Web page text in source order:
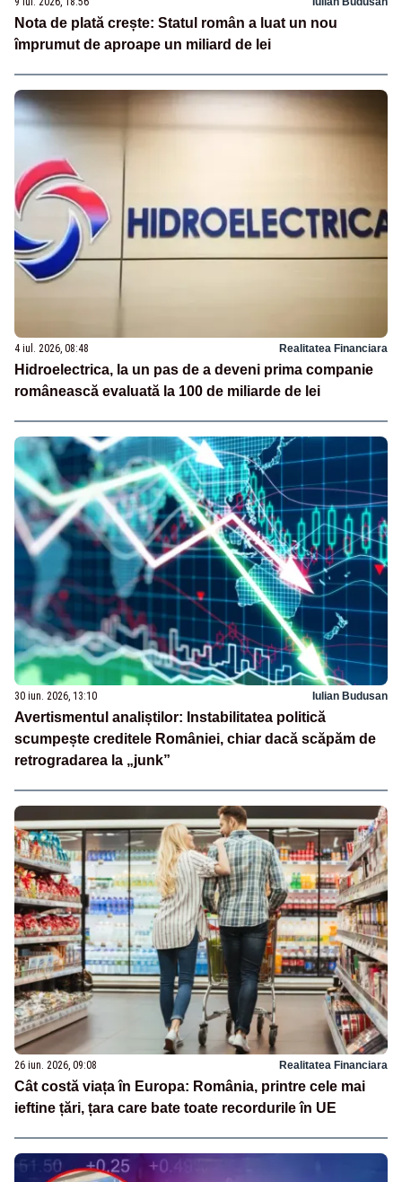
Nota de plată crește: Statul român a luat un nou
împrumut de aproape un miliard de lei
4 iul. 2026, 08:48 Realitatea Financiara
Hidroelectrica, la un pas de a deveni prima companie
românească evaluată la 100 de miliarde de lei
30 iun. 2026, 13:10 Iulian Budusan
Avertismentul analiștilor: Instabilitatea politică
scumpește creditele României, chiar dacă scăpăm de
retrogradarea la „junk”
26 iun. 2026, 09:08 Realitatea Financiara
Cât costă viața în Europa: România, printre cele mai
ieftine țări, țara care bate toate recordurile în UE